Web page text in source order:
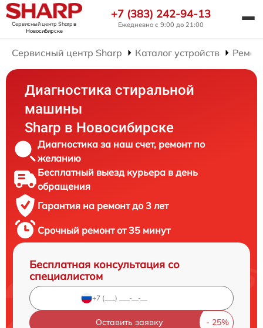
Сервисный центр Sharpв
Новосибирске
+7 (383) 242-94-13
Ежедневно с 9:00 до 21:00
Сервисный центр Sharp Каталог устройств
Диагностика стиральной
машины
Sharp в Новосибирске
Диагностика за наш счет, ремонт по
желанию
Бесплатный выезд курьера в день
обращения
Гарантия на ремонт до 3 лет
Срочный ремонт от 35 минут
Бесплатная консультация со
специалистом
Оставить заявку